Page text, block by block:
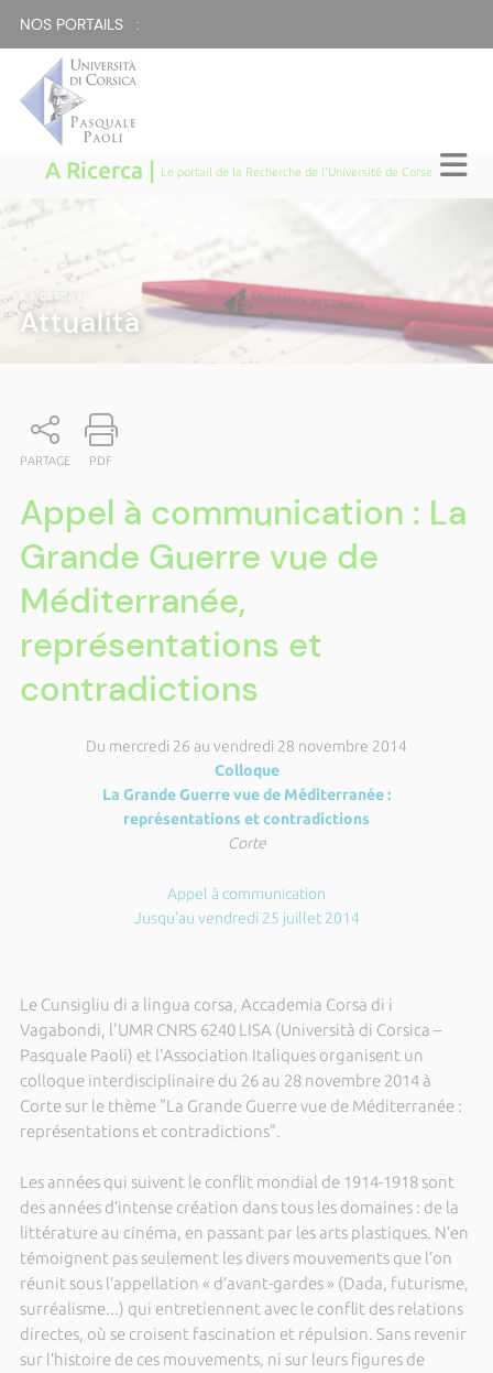
NOS PORTAILS :
A Ricerca | Le portail de la Recherche de l'Université de Corse
A RICERCA
Attualità
PARTAGE PDF
Appel à communication : La
Grande Guerre vue de
Méditerranée,
représentations et
contradictions
Du mercredi 26 au vendredi 28 novembre 2014
Colloque
La Grande Guerre vue de Méditerranée :
représentations et contradictions
Corte
Appel à communication
Jusqu'au vendredi 25 juillet 2014
Le Cunsigliu di a lingua corsa, Accademia Corsa di i
Vagabondi, l'UMR CNRS 6240 LISA (Università di Corsica –
Pasquale Paoli) et l'Association Italiques organisent un
colloque interdisciplinaire du 26 au 28 novembre 2014 à
Corte sur le thème "La Grande Guerre vue de Méditerranée :
représentations et contradictions".
Les années qui suivent le conflit mondial de 1914-1918 sont
des années d’intense création dans tous les domaines : de la
littérature au cinéma, en passant par les arts plastiques. N’en
témoignent pas seulement les divers mouvements que l’on
réunit sous l’appellation « d’avant-gardes » (Dada, futurisme,
surréalisme...) qui entretiennent avec le conflit des relations
directes, où se croisent fascination et répulsion. Sans revenir
sur l’histoire de ces mouvements, ni sur leurs figures de